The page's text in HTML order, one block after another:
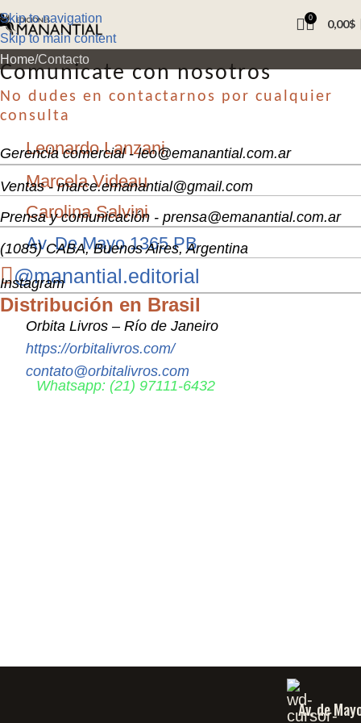
Skip to navigation
Skip to main content
0 0,00$
Home Contacto
Comunicate con nosotros
No dudes en contactarnos por cualquier
consulta
Leonardo Lanzani
Gerencia comercial - leo@emanantial.com.ar
Marcela Videau
Ventas - marce.emanantial@gmail.com
Carolina Salvini
Prensa y comunicación - prensa@emanantial.com.ar
Av. De Mayo 1365 PB
(1085) CABA, Buenos Aires, Argentina
@manantial.editorial
Instagram
Distribución en Brasil
Orbita Livros – Río de Janeiro
https://orbitalivros.com/
contato@orbitalivros.com
Whatsapp: (21) 97111-6432
Av. de